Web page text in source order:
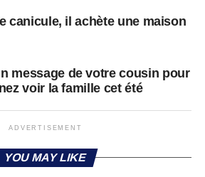
canicule, il achète une maison
message de votre cousin pour
voir la famille cet été
ADVERTISEMENT
YOU MAY LIKE